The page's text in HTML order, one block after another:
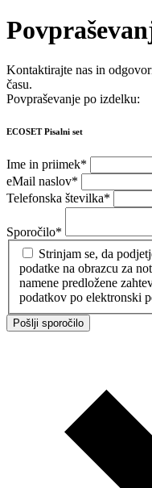
Kontaktirajte nas in
času.
Povpraševanje po izdelku:
ECOSET Pisalni set
Ime in priimek*
eMail naslov*
Telefonska številka*
Sporočilo*
Strinjam se, da
podatke na obrazcu za
namene predložene
podatkov po elektronski
Pošlji sporočilo